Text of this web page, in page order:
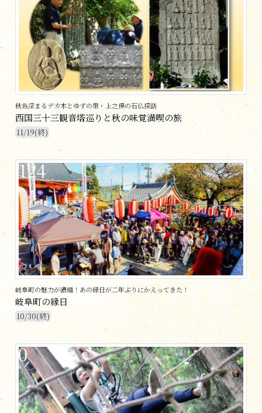
秋色深まるデカ木とゆずの里・上之保の石仏探訪
西国三十三観音塔巡りと秋の味覚満喫の旅
11/19(終)
124
岐阜町の魅力が濃縮！あの縁日が二年ぶりにかえってきた！
岐阜町の縁日
10/30(終)
0